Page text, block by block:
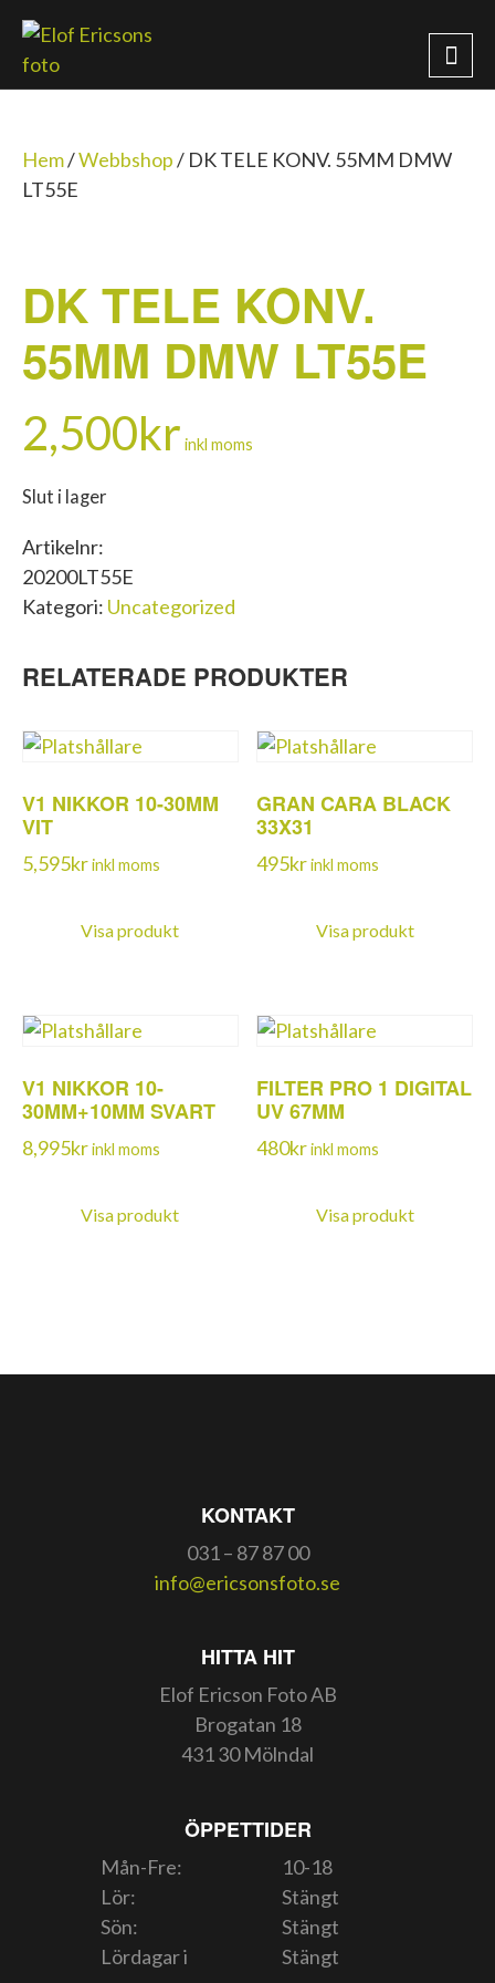
Hem/Webbshop/ DK TELE KONV. 55MM DMW
LT55E
DK TELE KONV.
55MM DMW LT55E
2,500kr inkl moms
Slut i lager
Artikelnr:
20200LT55E
Kategori: Uncategorized
RELATERADE PRODUKTER
V1 NIKKOR 10-30MM
VIT
5,595krinkl moms
Visa produkt
GRAN CARA BLACK
33X31
495krinkl moms
Visa produkt
V1 NIKKOR 10-
30MM+10MM SVART
8,995krinkl moms
Visa produkt
FILTER PRO 1 DIGITAL
UV 67MM
480krinkl moms
Visa produkt
KONTAKT
031 – 87 87 00
info@ericsonsfoto.se
HITTA HIT
Elof Ericson Foto AB
Brogatan 18
431 30 Mölndal
ÖPPETTIDER
Mån-Fre:
10-18
Lör:
Stängt
Sön:
Stängt
Lördagar i
Stängt